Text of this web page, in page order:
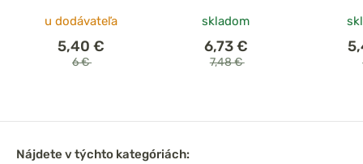
u dodávateľa
5,40 €
6 €
skladom
6,73 €
7,48 €
Nájdete v týchto kategóriách: